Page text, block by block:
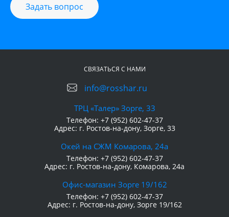
Задать вопрос
СВЯЗАТЬСЯ С НАМИ
info@rosshar.ru
ТРЦ «Талер» Зорге, 33
Телефон: +7 (952) 602-47-37
Адрес: г. Ростов-на-дону, Зорге, 33
Окей на СЖМ Комарова, 24а
Телефон: +7 (952) 602-47-37
Адрес: г. Ростов-на-дону, Комарова, 24а
Офис-магазин Зорге 19/162
Телефон: +7 (952) 602-47-37
Адрес: г. Ростов-на-дону, Зорге 19/162